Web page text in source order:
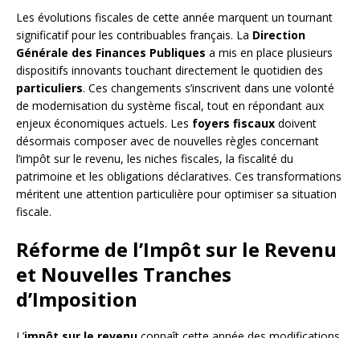
Les évolutions fiscales de cette année marquent un tournant
significatif pour les contribuables français. La Direction
Générale des Finances Publiques a mis en place plusieurs
dispositifs innovants touchant directement le quotidien des
particuliers. Ces changements s’inscrivent dans une volonté
de modernisation du système fiscal, tout en répondant aux
enjeux économiques actuels. Les foyers fiscaux doivent
désormais composer avec de nouvelles règles concernant
l’impôt sur le revenu, les niches fiscales, la fiscalité du
patrimoine et les obligations déclaratives. Ces transformations
méritent une attention particulière pour optimiser sa situation
fiscale.
Réforme de l’Impôt sur le Revenu
et Nouvelles Tranches
d’Imposition